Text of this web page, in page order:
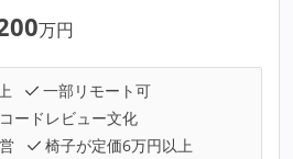
万円
一部リモート可
コードレビュー文化
椅子が定価6万円以上